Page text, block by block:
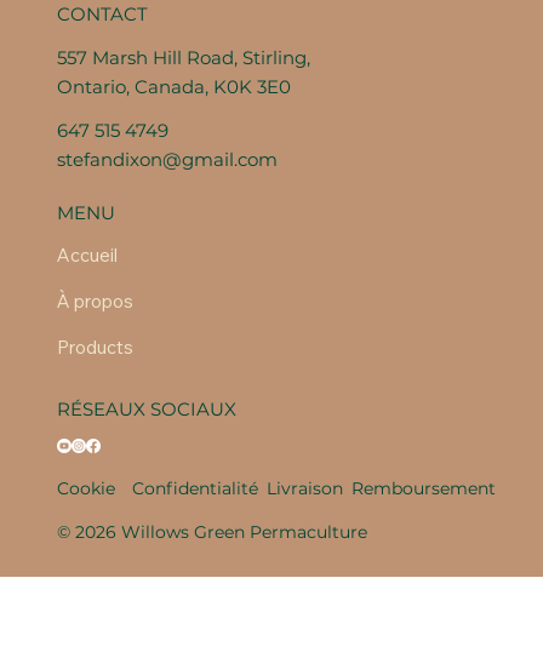
CONTACT
557 Marsh Hill Road, Stirling,
Ontario, Canada, K0K 3E0
647 515 4749
stefandixon@gmail.com
MENU
Accueil
À propos
Products
RÉSEAUX SOCIAUX
Cookie Confidentialité Livraison Remboursement
© 2026 Willows Green Permaculture